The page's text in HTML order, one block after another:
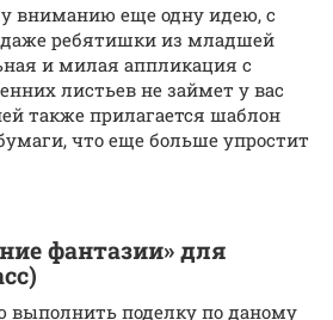
вниманию еще одну идею, с
даже ребятишки из младшей
и милая аппликация с
листьев не займет у вас
также прилагается шаблон
что еще больше упростит
фантазии» для
выполнить поделку по даному